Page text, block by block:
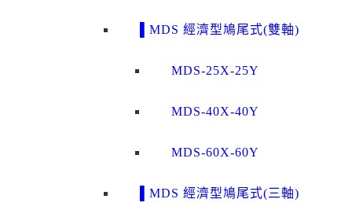
▌MDS 經濟型鳩尾式(雙軸)
MDS-25X-25Y
MDS-40X-40Y
MDS-60X-60Y
▌MDS 經濟型鳩尾式(三軸)